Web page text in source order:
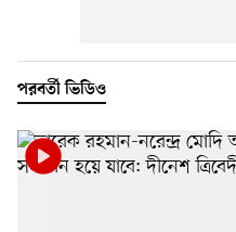
পরবর্তী ভিডিও